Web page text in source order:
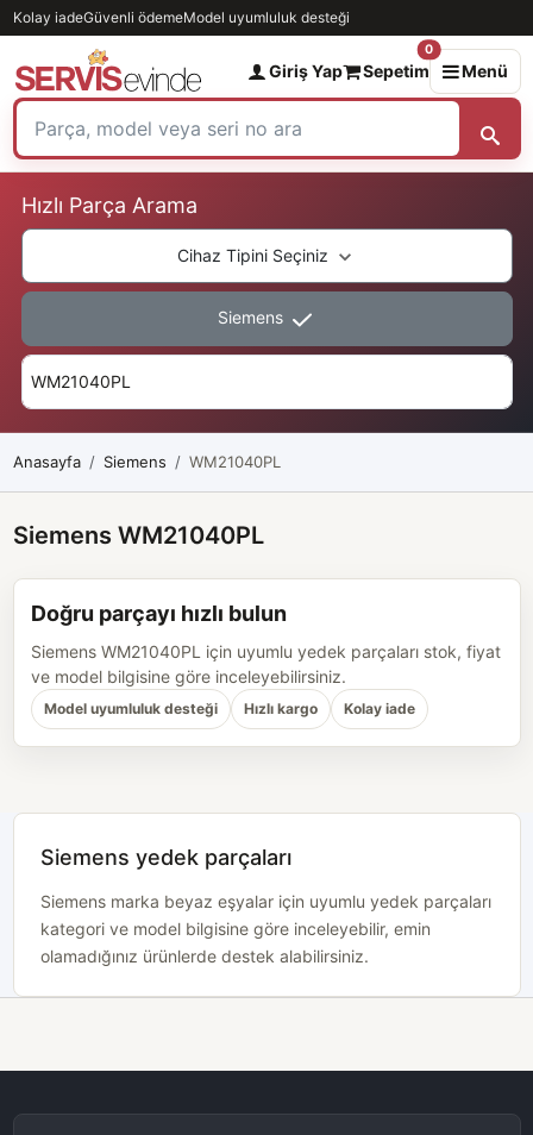
Kolay iadeGüvenli ödemeModel uyumluluk desteği
Giriş Yap Sepetim
0
Menü
Hızlı Parça Arama
Cihaz Tipini Seçiniz
Siemens
Anasayfa Siemens WM21040PL
Siemens WM21040PL
Doğru parçayı hızlı bulun
Siemens WM21040PL için uyumlu yedek parçaları stok, fiyat
ve model bilgisine göre inceleyebilirsiniz.
Model uyumluluk desteği Hızlı kargo Kolay iade
Siemens yedek parçaları
Siemens marka beyaz eşyalar için uyumlu yedek parçaları
kategori ve model bilgisine göre inceleyebilir, emin
olamadığınız ürünlerde destek alabilirsiniz.